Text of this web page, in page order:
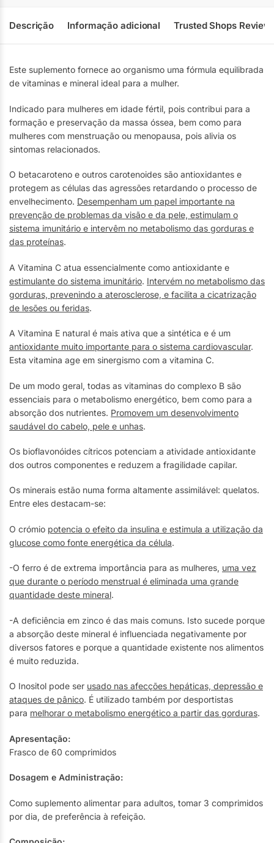
Descrição Informação adicional Trusted Shops
Este suplemento fornece ao organismo uma fórmula equilibrada
de vitaminas e mineral ideal para a mulher.
Indicado para mulheres em idade fértil, pois contribui para a
formação e preservação da massa óssea, bem como para
mulheres com menstruação ou menopausa, pois alivia os
sintomas relacionados.
O betacaroteno e outros carotenoides são antioxidantes e
protegem as células das agressões retardando o processo de
envelhecimento. Desempenham um papel importante na
prevenção de problemas da visão e da pele, estimulam o
sistema imunitário e intervêm no metabolismo das gorduras e
das proteínas.
A Vitamina C atua essencialmente como antioxidante e
estimulante do sistema imunitário. Intervém no metabolismo das
gorduras, prevenindo a aterosclerose, e facilita a cicatrização
de lesões ou feridas.
A Vitamina E natural é mais ativa que a sintética e é um
antioxidante muito importante para o sistema cardiovascular.
Esta vitamina age em sinergismo com a vitamina C.
De um modo geral, todas as vitaminas do complexo B são
essenciais para o metabolismo energético, bem como para a
absorção dos nutrientes. Promovem um desenvolvimento
saudável do cabelo, pele e unhas.
Os bioflavonóides cítricos potenciam a atividade antioxidante
dos outros componentes e reduzem a fragilidade capilar.
Os minerais estão numa forma altamente assimilável: quelatos.
Entre eles destacam-se:
O crómio potencia o efeito da insulina e estimula a utilização da
glucose como fonte energética da célula.
-O ferro é de extrema importância para as mulheres, uma vez
que durante o período menstrual é eliminada uma grande
quantidade deste mineral.
-A deficiência em zinco é das mais comuns. Isto sucede porque
a absorção deste mineral é influenciada negativamente por
diversos fatores e porque a quantidade existente nos alimentos
é muito reduzida.
O Inositol pode ser usado nas afecções hepáticas, depressão e
ataques de pânico. É utilizado também por desportistas
para melhorar o metabolismo energético a partir das gorduras.
Apresentação:
Frasco de 60 comprimidos
Dosagem e Administração:
Como suplemento alimentar para adultos, tomar 3 comprimidos
por dia, de preferência à refeição.